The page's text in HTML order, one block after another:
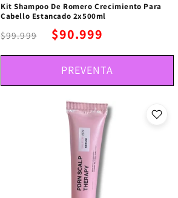
Kit Shampoo De Romero Crecimiento Para
Cabello Estancado 2x500ml
$99.999 $90.999
PREVENTA